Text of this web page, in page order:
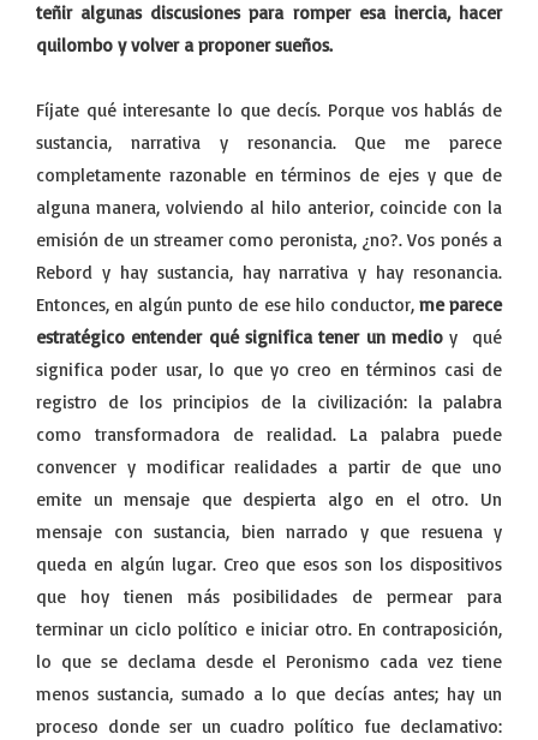
teñir algunas discusiones para romper esa inercia, hacer
quilombo y volver a proponer sueños.
Fíjate qué interesante lo que decís. Porque vos hablás de
sustancia, narrativa y resonancia. Que me parece
completamente razonable en términos de ejes y que de
alguna manera, volviendo al hilo anterior, coincide con la
emisión de un streamer como peronista, ¿no?. Vos ponés a
Rebord y hay sustancia, hay narrativa y hay resonancia.
Entonces, en algún punto de ese hilo conductor, me parece
estratégico entender qué significa tener un medio y qué
significa poder usar, lo que yo creo en términos casi de
registro de los principios de la civilización: la palabra
como transformadora de realidad. La palabra puede
convencer y modificar realidades a partir de que uno
emite un mensaje que despierta algo en el otro. Un
mensaje con sustancia, bien narrado y que resuena y
queda en algún lugar. Creo que esos son los dispositivos
que hoy tienen más posibilidades de permear para
terminar un ciclo político e iniciar otro. En contraposición,
lo que se declama desde el Peronismo cada vez tiene
menos sustancia, sumado a lo que decías antes; hay un
proceso donde ser un cuadro político fue declamativo: